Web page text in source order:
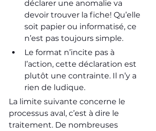
déclarer une anomalie va
devoir trouver la fiche! Qu’elle
soit papier ou informatisé, ce
n’est pas toujours simple.
Le format n’incite pas à
l’action, cette déclaration est
plutôt une contrainte. Il n’y a
rien de ludique.
La limite suivante concerne le
processus aval, c’est à dire le
traitement. De nombreuses